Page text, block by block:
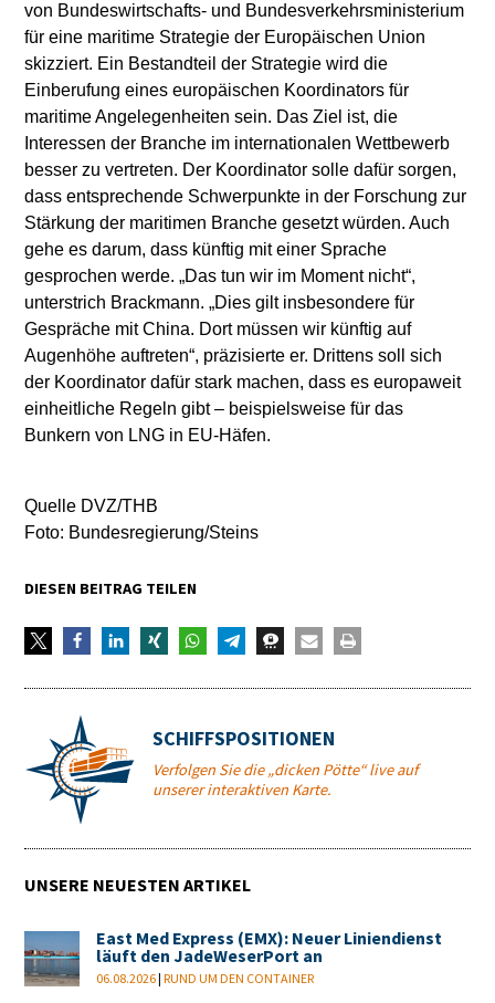
von Bundeswirtschafts- und Bundesverkehrsministerium
für eine maritime Strategie der Europäischen Union
skizziert. Ein Bestandteil der Strategie wird die
Einberufung eines europäischen Koordinators für
maritime Angelegenheiten sein. Das Ziel ist, die
Interessen der Branche im internationalen Wettbewerb
besser zu vertreten. Der Koordinator solle dafür sorgen,
dass entsprechende Schwerpunkte in der Forschung zur
Stärkung der maritimen Branche gesetzt würden. Auch
gehe es darum, dass künftig mit einer Sprache
gesprochen werde. „Das tun wir im Moment nicht“,
unterstrich Brackmann. „Dies gilt insbesondere für
Gespräche mit China. Dort müssen wir künftig auf
Augenhöhe auftreten“, präzisierte er. Drittens soll sich
der Koordinator dafür stark machen, dass es europaweit
einheitliche Regeln gibt – beispielsweise für das
Bunkern von LNG in EU-Häfen.
Quelle DVZ/THB
Foto: Bundesregierung/Steins
DIESEN BEITRAG TEILEN
SCHIFFSPOSITIONEN
Verfolgen Sie die „dicken Pötte“ live auf
unserer interaktiven Karte.
UNSERE NEUESTEN ARTIKEL
East Med Express (EMX): Neuer Liniendienst
läuft den JadeWeserPort an
06.08.2026 |RUND UM DEN CONTAINER